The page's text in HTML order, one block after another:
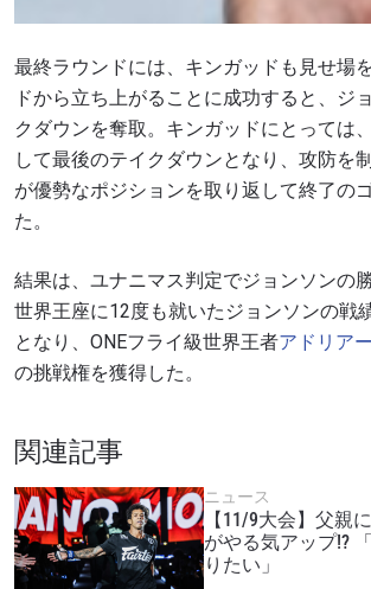
最終ラウンドには、キンガッドも見せ場
ドから立ち上がることに成功すると、ジ
クダウンを奪取。キンガッドにとっては
して最後のテイクダウンとなり、攻防を
が優勢なポジションを取り返して終了の
た。
結果は、ユナニマス判定でジョンソンの
世界王座に12度も就いたジョンソンの戦
となり、ONEフライ級世界王者アドリア
の挑戦権を獲得した。
関連記事
ニュース
【11/9大会】父親
がやる気アップ!?
りたい」